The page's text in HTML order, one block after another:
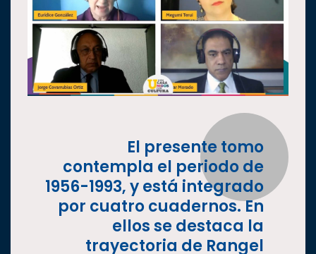
El presente tomo
contempla el periodo de
1956-1993, y está integrado
por cuatro cuadernos. En
ellos se destaca la
trayectoria de Rangel